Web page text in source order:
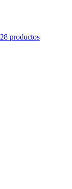
28 productos